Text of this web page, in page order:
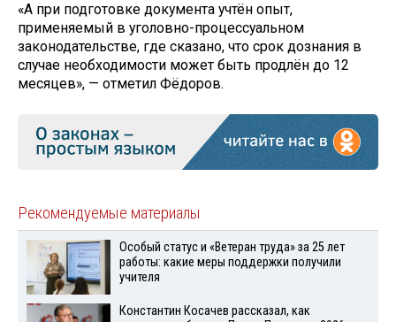
«А при подготовке документа учтён опыт,
применяемый в уголовно-процессуальном
законодательстве, где сказано, что срок дознания в
случае необходимости может быть продлён до 12
месяцев», — отметил Фёдоров.
Рекомендуемые материалы
Особый статус и «Ветеран труда» за 25 лет
работы: какие меры поддержки получили
учителя
Константин Косачев рассказал, как